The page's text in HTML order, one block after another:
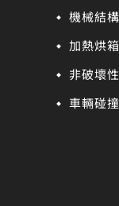
機械結
加熱烘箱
非破壞
車輛碰